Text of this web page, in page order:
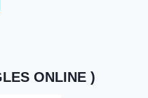
ONLINE )